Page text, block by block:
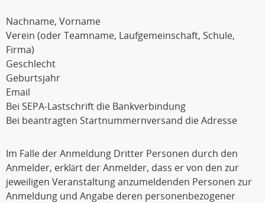
Nachname, Vorname
Verein (oder Teamname, Laufgemeinschaft, Schule,
Firma)
Geschlecht
Geburtsjahr
Email
Bei SEPA-Lastschrift die Bankverbindung
Bei beantragten Startnummernversand die Adresse
Im Falle der Anmeldung Dritter Personen durch den
Anmelder, erklärt der Anmelder, dass er von den zur
jeweiligen Veranstaltung anzumeldenden Personen zur
Anmeldung und Angabe deren personenbezogener